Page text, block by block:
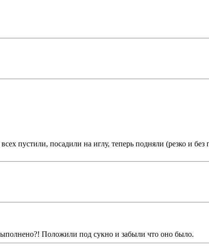
пустили, посадили на иглу, теперь подняли (резко и
Положили под сукно и забыли что оно было.